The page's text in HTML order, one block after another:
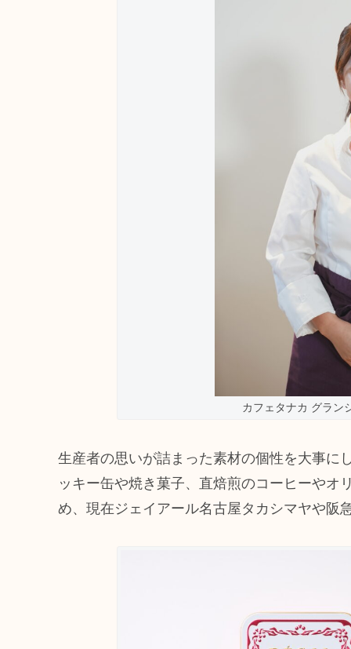
カフェタナカ グラン
生産者の思いが詰まった素材の個性を大事に
ッキー缶や焼き菓子、直焙煎のコーヒーやオ
め、現在ジェイアール名古屋タカシマヤや阪